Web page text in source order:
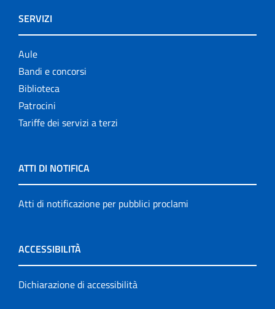
SERVIZI
Aule
Bandi e concorsi
Biblioteca
Patrocini
Tariffe dei servizi a terzi
ATTI DI NOTIFICA
Atti di notificazione per pubblici proclami
ACCESSIBILITÀ
Dichiarazione di accessibilità